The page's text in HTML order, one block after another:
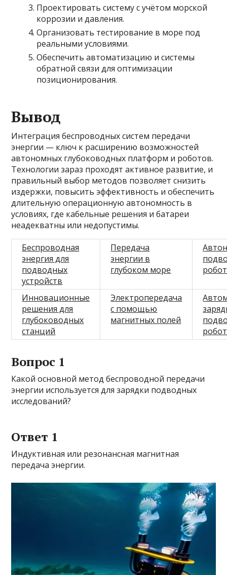
Проектировать систему с учётом морской
коррозии и давления.
Организовать тестирование в море под
реальными условиями.
Обеспечить автоматизацию и системы
обратной связи для оптимизации
позиционирования.
Вывод
Интеграция беспроводных систем передачи
энергии — ключ к расширению возможностей
автономных глубоководных платформ и роботов.
Технологии зараз проходят активное развитие, и
правильный выбор методов позволяет снизить
издержки, повысить эффективность и обеспечить
длительную операционную автономность в
условиях, где кабельные решения и батареи
неадекватны или недопустимы.
Беспроводная
энергия для
подводных
устройств
Передача
энергии в
глубоком море
Инновационные
решения для
глубоководных
станций
Электропередача
с помощью
магнитных полей
Вопрос 1
Какой основной метод беспроводной передачи
энергии используется для зарядки подводных
исследований?
Ответ 1
Индуктивная или резонансная магнитная
передача энергии.